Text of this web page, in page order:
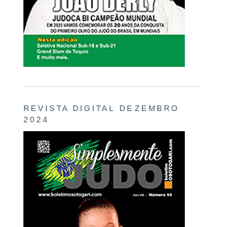
REVISTA DIGITAL DEZEMBRO
2024